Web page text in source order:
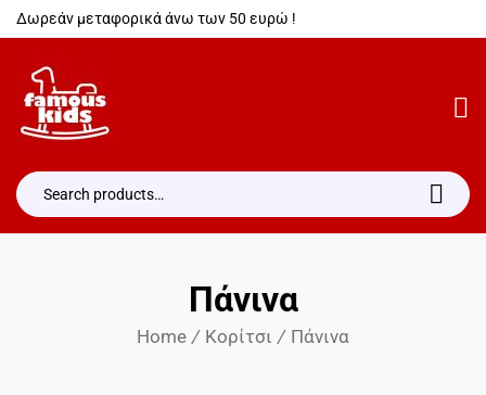
Δωρεάν μεταφορικά άνω των 50 ευρώ !
Πάνινα
Home / Κορίτσι / Πάνινα